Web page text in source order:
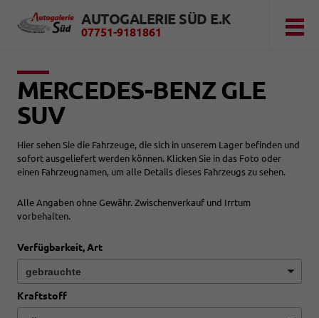
AUTOGALERIE SÜD E.K
07751-9181861
MERCEDES-BENZ GLE
SUV
Hier sehen Sie die Fahrzeuge, die sich in unserem Lager befinden und
sofort ausgeliefert werden können. Klicken Sie in das Foto oder
einen Fahrzeugnamen, um alle Details dieses Fahrzeugs zu sehen.
Alle Angaben ohne Gewähr. Zwischenverkauf und Irrtum
vorbehalten.
Verfügbarkeit, Art
Kraftstoff